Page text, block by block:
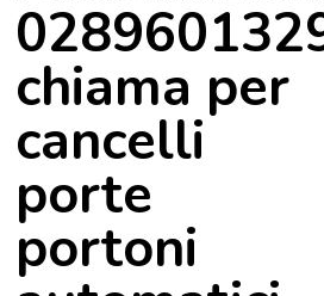
chiama per
cancelli
porte
portoni